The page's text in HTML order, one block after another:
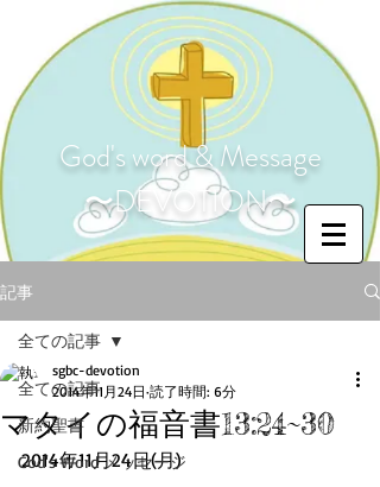
God's word & Message
〜DEVOTION〜
記事
全ての記事
新約聖書
God's Word メッセージ
全ての記事
マタイの福音書13:24~30
sgbc-devotion
2014年11月24日 読了時間: 6分
2014年11月24日(月)